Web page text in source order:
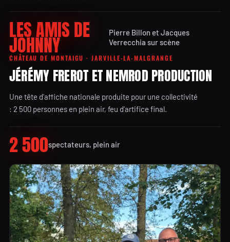
LES AMIS DE
JOHNNY
Pierre Billon et Jacques
Verrecchia sur scène
CHÂTEAU DE MONTAIGU · JARVILLE-LA-MALGRANGE
JÉRÉMY FREROT ET NEMROD PRODUCTION
Une tête d'affiche nationale produite pour une collectivité
: 2 500 personnes en plein air, feu d'artifice final.
2 500spectateurs, plein air